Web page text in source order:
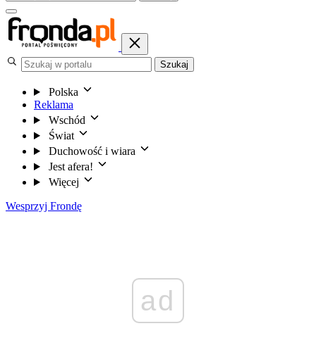
Szukaj
Polska
Reklama
Wschód
Świat
Duchowość i wiara
Jest afera!
Więcej
Wesprzyj Frondę
ad